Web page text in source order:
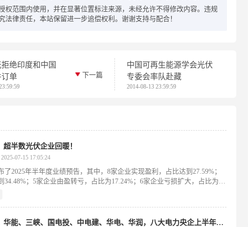
权范围内使用，并在显著位置标注来源，未经允许不得修改内容。违规
法律责任，本站保留进一步追偿权利。谢谢支持与配合！
绝印度和中国
订单
下一篇
中国可再生能源学会光伏
专委会率队赴藏
2014-08-13 23:59:59
半数光伏企业回暖！
07-15 17:05:24
2025年半年度业绩预告，其中，8家企业实现盈利，占比达到27.59%；
34.48%；5家企业由盈转亏，占比为17.24%；6家企业亏损扩大，占比为
需求大变！中能建、国能、华能、三峡、国电投、中电建、华电、华润，八大电力央企上半年支架招标背后